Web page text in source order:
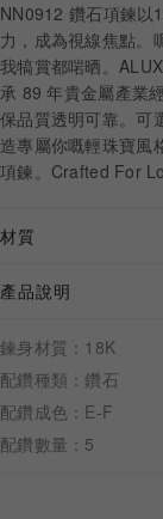
最新消息
婚禮護照
線上購物
NN0912 鑽石項鍊以
力，成為視線焦點。
我犒賞都啱晒。
承 89 年貴金屬產業
保品質透明可靠。可
造專屬你嘅輕珠寶風
項鍊。Crafted For
材質
產品說明
鍊身材質：18K
配鑽種類：鑽石
配鑽成色：E-F
配鑽數量：5